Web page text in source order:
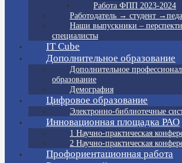
Работа ФПП 2023-2024
Работодатель → студент
Наши выпускники –
специалисты
IT Cube
Дополнительное образование
Дополнительное
образование
Демография
Цифровое образование
Электронно-библиотечные
Инновационная площадка РАО
1 Научно-практическая
2 Научно-практическая
Профориентационная работа